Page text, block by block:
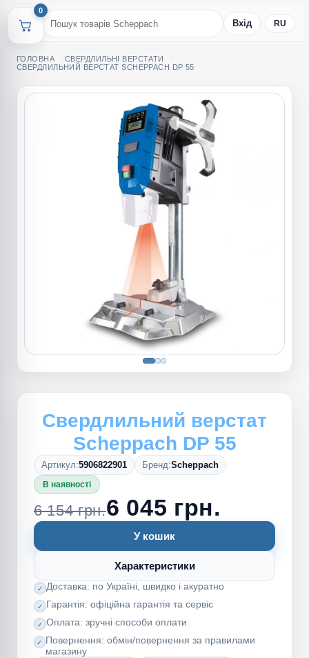
0
Вхід RU
ГОЛОВНА
СВЕРДЛИЛЬНІ ВЕРСТАТИ
СВЕРДЛИЛЬНИЙ ВЕРСТАТ SCHEPPACH DP 55
Свердлильний верстат
Scheppach DP 55
Артикул:5906822901 Бренд:Scheppach
В наявності
6 154 грн.6 045 грн.
У кошик
Характеристики
Доставка: по Україні, швидко і акуратно
Гарантія: офіційна гарантія та сервіс
Оплата: зручні способи оплати
Повернення: обмін/повернення за правилами
магазину